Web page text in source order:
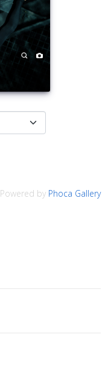
Powered by Phoca Gallery